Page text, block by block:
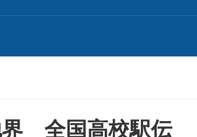
界 全国高校駅伝